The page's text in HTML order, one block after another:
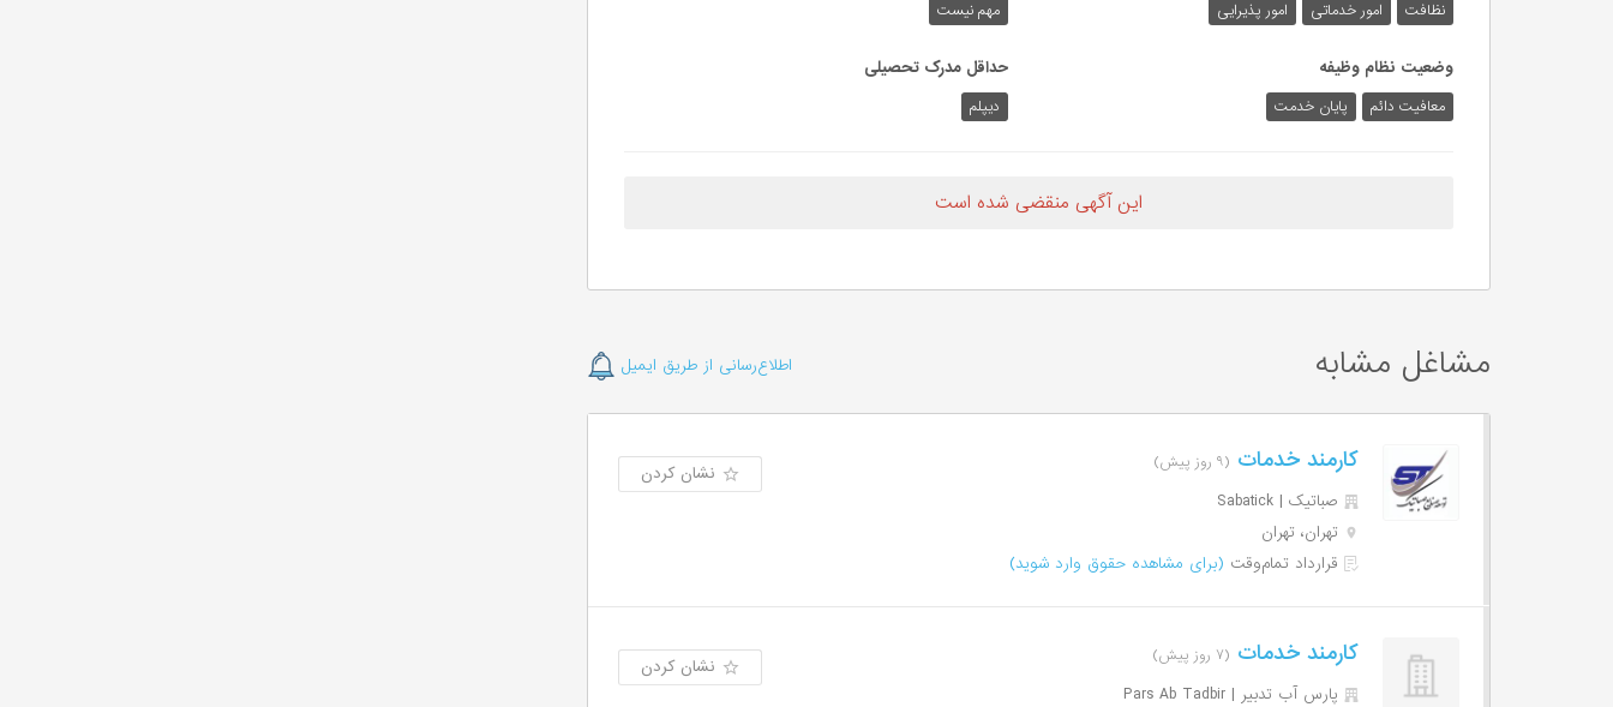
نظافت امور خدماتی امور پذیرایی مهم نیست
وضعیت نظام وظیفه
معافیت دائم پایان خدمت
حداقل مدرک تحصیلی
دیپلم
این آگهی منقضی شده است
مشاغل مشابه اطلاع‌رسانی از طریق ایمیل
کارمند خدمات (۹ روز پیش)
صباتیک | Sabatick
تهران، تهران
قرارداد تمام‌وقت (برای مشاهده حقوق وارد شوید)
نشان کردن
کارمند خدمات (۷ روز پیش)
پارس آب تدبیر | Pars Ab Tadbir
نشان کردن